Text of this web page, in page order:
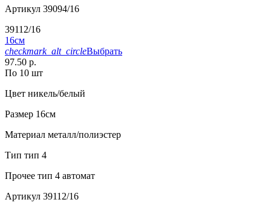
Артикул 39094/16
39112/16
16см
checkmark_alt_circleВыбрать
97.50 р.
По 10 шт
Цвет никель/белый
Размер 16см
Материал металл/полиэстер
Тип тип 4
Прочее тип 4 автомат
Артикул 39112/16